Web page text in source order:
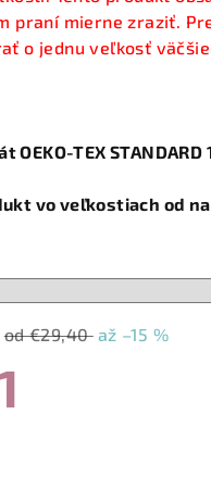
praní mierne zraziť.
o jednu veľkosť väčšie
TEX STANDARD
vo veľkostiach od
od €29,40 až –15 %